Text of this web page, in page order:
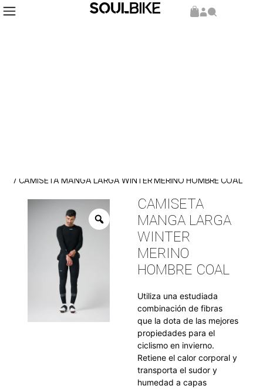
/ CAMISETA MANGA LARGA WINTER MERINO HOMBRE COAL
CAMISETA
MANGA LARGA
WINTER
MERINO
HOMBRE COAL
Utiliza una estudiada
combinación de fibras
que la dota de las mejores
propiedades para el
ciclismo en invierno.
Retiene el calor corporal y
transporta el sudor y
humedad a capas